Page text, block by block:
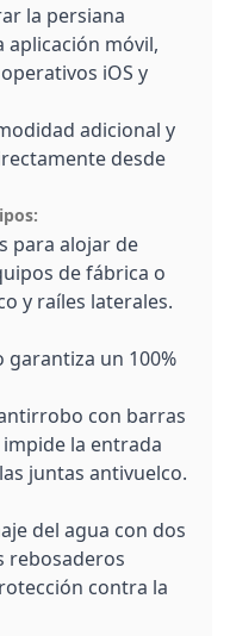
la persiana
aplicación móvil,
iOS y
adicional y
desde
para alojar de
de fábrica o
y raíles laterales.
un 100%
con barras
la entrada
juntas antivuelco.
del agua con dos
rebosaderos
contra la